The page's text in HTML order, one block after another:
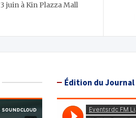
juin à Kin Plazza Mall
Édition du Journal